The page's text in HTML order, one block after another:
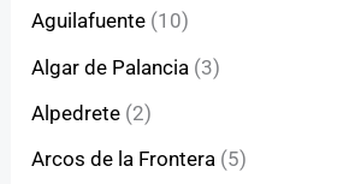
Aguilafuente (10)
Algar de Palancia (3)
Alpedrete (2)
Arcos de la Frontera (5)